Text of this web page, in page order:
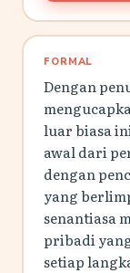
FORMAL
Dengan
luar biasa
awal dari
dengan
yang
senantiasa
pribadi
setiap